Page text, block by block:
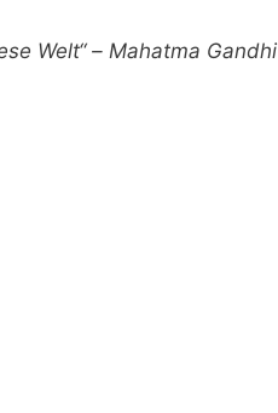
Welt“ – Mahatma Gandhi